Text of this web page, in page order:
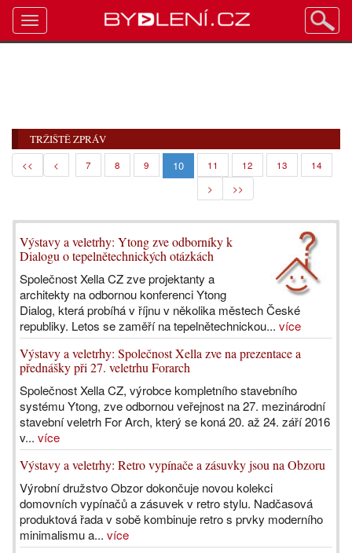
TRŽIŠTĚ ZPRÁV
<< < 7 8 9 10 11 12 13
14
>
>>
Výstavy a veletrhy: Ytong zve odborníky k
Dialogu o tepelnětechnických otázkách
Společnost Xella CZ zve projektanty a
architekty na odbornou konferenci Ytong
Dialog, která probíhá v říjnu v několika městech České
republiky. Letos se zaměří na tepelnětechnickou... více
Výstavy a veletrhy: Společnost Xella zve na prezentace a
přednášky při 27. veletrhu Forarch
Společnost Xella CZ, výrobce kompletního stavebního
systému Ytong, zve odbornou veřejnost na 27. mezinárodní
stavební veletrh For Arch, který se koná 20. až 24. září 2016
v... více
Výstavy a veletrhy: Retro vypínače a zásuvky jsou na Obzoru
Výrobní družstvo Obzor dokončuje novou kolekci
domovních vypínačů a zásuvek v retro stylu. Nadčasová
produktová řada v sobě kombinuje retro s prvky moderního
minimalismu a... více
Toggle
navigation